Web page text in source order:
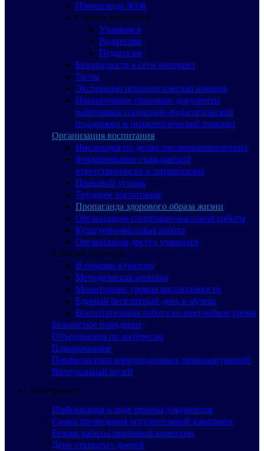
Пропаганда ЗОЖ
Советы психолога
Учащимся
Родителям
Педагогам
Безопасность в сети интернет
Тесты
Экстренная психологическая помощь
Нормативные правовые документы
работников социально-педагогической
поддержки и психологической помощи
Организация воспитания
Инспекция по делам несовершеннолетних
Формирование гражданской
ответственности и патриотизма
Правовой уголок
Трудовое воспитание
Пропаганда здорового образа жизни
Организация спортивно-массовой работы
Культурно-массовая работа
Организация досуга учащихся
Кабинет куратора
В помощь куратору
Методическая копилка
Мониторинг уровня воспитанности
Единый бесплатный день в музеях
Воспитательная работа во внеучебное время
Безопасное поведение
Объединения по интересам
Планирование
Профилактика коррупционных правонарушений
Виртуальный музей
Абитуриенту
Информация о ходе приема документов
Сроки проведения вступительной кампании
Режим работы приёмной комиссии
День открытых дверей